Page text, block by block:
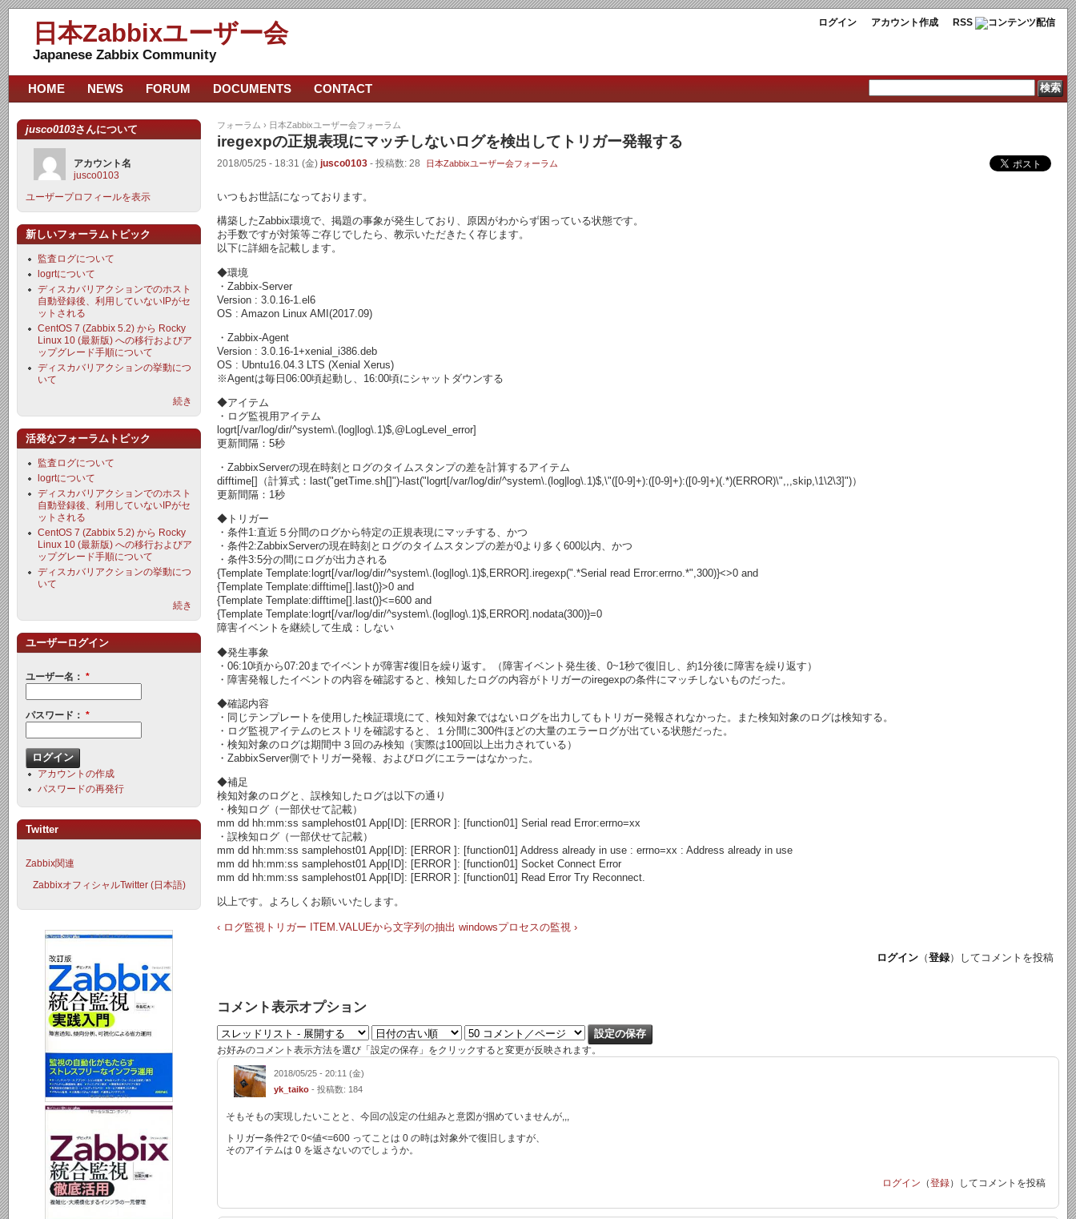
ログイン アカウント作成 RSS
日本Zabbixユーザー会
Japanese Zabbix Community
フォーラム › 日本Zabbixユーザー会フォーラム
iregexpの正規表現にマッチしないログを検出してトリガー発報する
2018/05/25 - 18:31 (金) jusco0103 - 投稿数: 28 日本Zabbixユーザー会フォーラム
いつもお世話になっております。
構築したZabbix環境で、掲題の事象が発生しており、原因がわからず困っている状態です。
お手数ですが対策等ご存じでしたら、教示いただきたく存じます。
以下に詳細を記載します。
◆環境
・Zabbix-Server
Version : 3.0.16-1.el6
OS : Amazon Linux AMI(2017.09)
・Zabbix-Agent
Version : 3.0.16-1+xenial_i386.deb
OS : Ubntu16.04.3 LTS (Xenial Xerus)
※Agentは毎日06:00頃起動し、16:00頃にシャットダウンする
◆アイテム
・ログ監視用アイテム
logrt[/var/log/dir/^system\.(log|log\.1)$,@LogLevel_error]
更新間隔：5秒
・ZabbixServerの現在時刻とログのタイムスタンプの差を計算するアイテム
difftime[]（計算式：last("getTime.sh[]")-last("logrt[/var/log/dir/^system\.(log|log\.1)$,\"([0-9]+):([0-9]+):([0-9]+)(.*)(ERROR)\",,,skip,\1\2\3]")）
更新間隔：1秒
◆トリガー
・条件1:直近５分間のログから特定の正規表現にマッチする、かつ
・条件2:ZabbixServerの現在時刻とログのタイムスタンプの差が0より多く600以内、かつ
・条件3:5分の間にログが出力される
{Template Template:logrt[/var/log/dir/^system\.(log|log\.1)$,ERROR].iregexp(".*Serial read Error:errno.*",300)}<>0 and
{Template Template:difftime[].last()}>0 and
{Template Template:difftime[].last()}<=600 and
{Template Template:logrt[/var/log/dir/^system\.(log|log\.1)$,ERROR].nodata(300)}=0
障害イベントを継続して生成：しない
◆発生事象
・06:10頃から07:20までイベントが障害⇄復旧を繰り返す。（障害イベント発生後、0~1秒で復旧し、約1分後に障害を繰り返す）
・障害発報したイベントの内容を確認すると、検知したログの内容がトリガーのiregexpの条件にマッチしないものだった。
◆確認内容
・同じテンプレートを使用した検証環境にて、検知対象ではないログを出力してもトリガー発報されなかった。また検知対象のログは検知する。
・ログ監視アイテムのヒストリを確認すると、１分間に300件ほどの大量のエラーログが出ている状態だった。
・検知対象のログは期間中３回のみ検知（実際は100回以上出力されている）
・ZabbixServer側でトリガー発報、およびログにエラーはなかった。
◆補足
検知対象のログと、誤検知したログは以下の通り
・検知ログ（一部伏せて記載）
mm dd hh:mm:ss samplehost01 App[ID]: [ERROR ]: [function01] Serial read Error:errno=xx
・誤検知ログ（一部伏せて記載）
mm dd hh:mm:ss samplehost01 App[ID]: [ERROR ]: [function01] Address already in use : errno=xx : Address already in use
mm dd hh:mm:ss samplehost01 App[ID]: [ERROR ]: [function01] Socket Connect Error
mm dd hh:mm:ss samplehost01 App[ID]: [ERROR ]: [function01] Read Error Try Reconnect.
以上です。よろしくお願いいたします。
‹ ログ監視トリガー ITEM.VALUEから文字列の抽出 windowsプロセスの監視 ›
ログイン （登録）してコメントを投稿
コメント表示オプション
お好みのコメント表示方法を選び「設定の保存」をクリックすると変更が反映されます。
2018/05/25 - 20:11 (金)
yk_taiko - 投稿数: 184
そもそもの実現したいことと、今回の設定の仕組みと意図が掴めていませんが,,,
トリガー条件2で 0<値<=600 ってことは 0 の時は対象外で復旧しますが、
そのアイテムは 0 を返さないのでしょうか。
ログイン （登録）してコメントを投稿
HOME NEWS FORUM DOCUMENTS CONTACT
jusco0103さんについて
アカウント名
jusco0103
ユーザープロフィールを表示
新しいフォーラムトピック
監査ログについて
logrtについて
ディスカバリアクションでのホスト
自動登録後、利用していないIPがセ
ットされる
CentOS 7 (Zabbix 5.2) から Rocky
Linux 10 (最新版) への移行およびア
ップグレード手順について
ディスカバリアクションの挙動につ
いて
続き
活発なフォーラムトピック
監査ログについて
logrtについて
ディスカバリアクションでのホスト
自動登録後、利用していないIPがセ
ットされる
CentOS 7 (Zabbix 5.2) から Rocky
Linux 10 (最新版) への移行およびア
ップグレード手順について
ディスカバリアクションの挙動につ
いて
続き
ユーザーログイン
ユーザー名： *
パスワード： *
アカウントの作成
パスワードの再発行
Twitter
Zabbix関連
ZabbixオフィシャルTwitter (日本語)